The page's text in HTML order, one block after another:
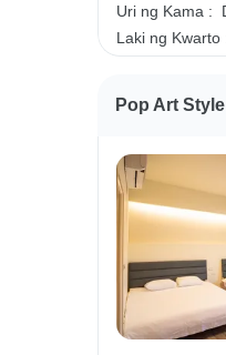
Uri ng Kama :
Laki ng Kwarto
Pop Art